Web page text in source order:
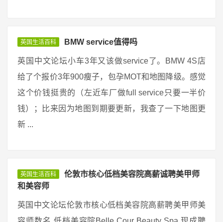
英国生活百科 BMW service值得吗
英国中文论坛小车3年又该做service了。BMW 4S店
给了个报价3年900瘦子，包孕MOT和地图降级。感觉
这个价钱挺贵的（左近车厂做full service只要一半价
钱）；比来因为地图到期要更新，我查了一下地图更
新 ...
英国生活百科
伦敦市核心低档美容院高薪诚聘美甲师
和美容师
英国中文论坛伦敦市核心低档美容院高薪聘美甲师美